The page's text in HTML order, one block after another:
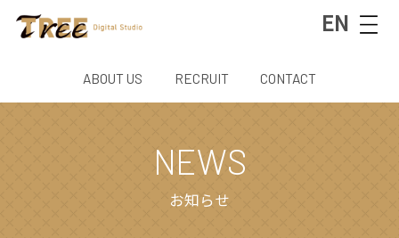
EN
ABOUT US RECRUIT CONTACT
NEWS
お知らせ